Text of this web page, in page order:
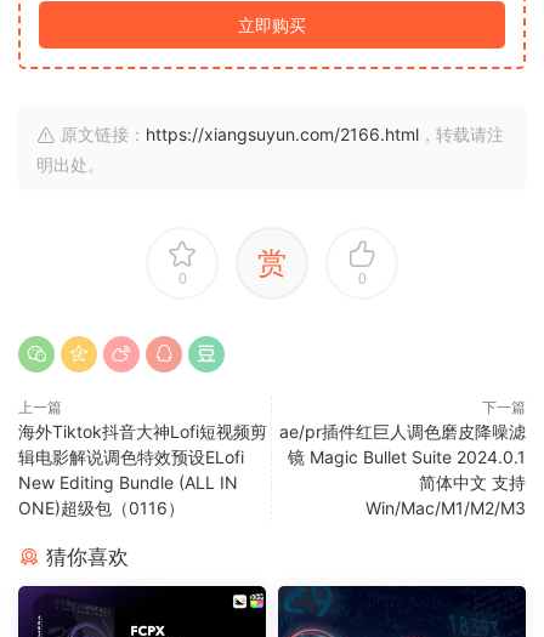
立即购买
原文链接： https://xiangsuyun.com/2166.html ，转载请注
明出处。
0 赏 0
上一篇
海外Tiktok抖音大神Lofi短视频剪
辑电影解说调色特效预设ELofi
New Editing Bundle (ALL IN
ONE)超级包（0116）
下一篇
ae/pr插件红巨人调色磨皮降噪滤
镜 Magic Bullet Suite 2024.0.1
简体中文 支持
Win/Mac/M1/M2/M3
猜你喜欢